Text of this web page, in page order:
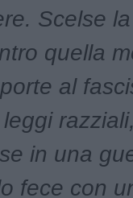
Scelse
quella
al
in una
fece con